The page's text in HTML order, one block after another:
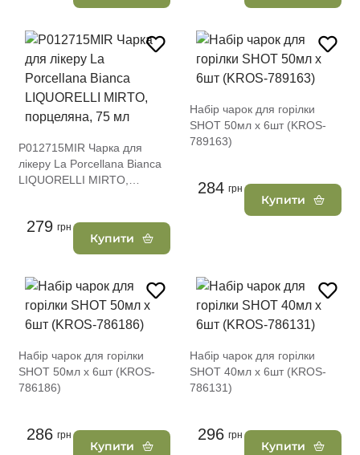
P012715MIR Чарка для
лікеру La Porcellana Bianca
LIQUORELLI MIRTO,
279 грн
Купити
Набір чарок для горілки
SHOT 50мл х 6шт (KROS-
789163)
284 грн
Купити
Набір чарок для горілки
SHOT 50мл х 6шт (KROS-
786186)
286 грн
Купити
Набір чарок для горілки
SHOT 40мл х 6шт (KROS-
786131)
296 грн
Купити